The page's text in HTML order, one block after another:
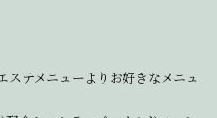
ステメニューよりお好きなメニュ